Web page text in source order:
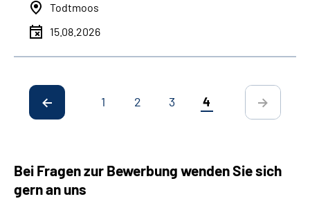
Todtmoos
15.08.2026
1 2 3 4
Bei Fragen zur Bewerbung wenden Sie sich
gern an uns